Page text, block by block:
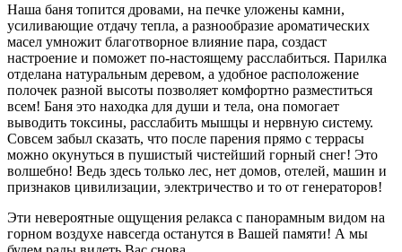
Наша баня топится дровами, на печке уложены камни,
усиливающие отдачу тепла, а разнообразие ароматических
масел умножит благотворное влияние пара, создаст
настроение и поможет по-настоящему расслабиться. Парилка
отделана натуральным деревом, а удобное расположение
полочек разной высоты позволяет комфортно разместиться
всем! Баня это находка для души и тела, она помогает
выводить токсины, расслабить мышцы и нервную систему.
Совсем забыл сказать, что после парения прямо с террасы
можно окунуться в пушистый чистейший горный снег! Это
волшебно! Ведь здесь только лес, нет домов, отелей, машин и
признаков цивилизации, электричество и то от генераторов!
Эти невероятные ощущения релакса с панорамным видом на
горном воздухе навсегда останутся в Вашей памяти! А мы